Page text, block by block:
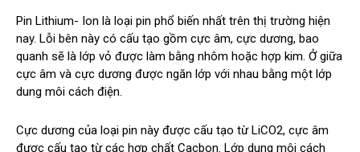
Pin Lithium- Ion là loại pin phổ biến nhất trên thị trường hiện
nay. Lỗi bên này có cấu tạo gồm cực âm, cực dương, bao
quanh sẽ là lớp vỏ được làm bằng nhôm hoặc hợp kim. Ở giữa
cực âm và cực dương được ngăn lớp với nhau bằng một lớp
dung môi cách điện.
Cực dương của loại pin này được cấu tạo từ LiCO2, cực âm
được cấu tạo từ các hợp chất Cacbon. Lớp dung môi cách